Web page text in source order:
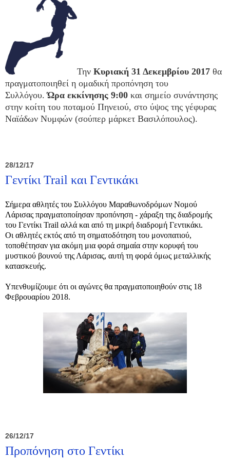
Την Κυριακή 31 Δεκεμβρίου 2017 θα
πραγματοποιηθεί η ομαδική προπόνηση του
Συλλόγου.Ώρα εκκίνησης 9:00 και σημείο συνάντησης
στην κοίτη του ποταμού Πηνειού, στο ύψος της γέφυρας
Ναϊάδων Νυμφών (σούπερ μάρκετ Βασιλόπουλος).
28/12/17
Γεντίκι Trail και Γεντικάκι
Σήμερα αθλητές του Συλλόγου Μαραθωνοδρόμων Νομού
Λάρισας πραγματοποίησαν προπόνηση - χάραξη της διαδρομής
του Γεντίκι Trail αλλά και από τη μικρή διαδρομή Γεντικάκι.
Οι αθλητές εκτός από τη σηματοδότηση του μονοπατιού,
τοποθέτησαν για ακόμη μια φορά σημαία στην κορυφή του
μυστικού βουνού της Λάρισας, αυτή τη φορά όμως μεταλλικής
κατασκευής.
Υπενθυμίζουμε ότι οι αγώνες θα πραγματοποιηθούν στις 18
Φεβρουαρίου 2018.
26/12/17
Προπόνηση στο Γεντίκι